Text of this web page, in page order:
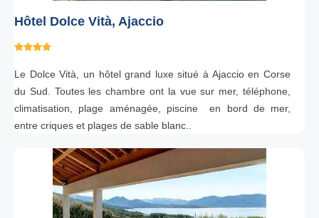
Hôtel Dolce Vità, Ajaccio
Le Dolce Vità, un hôtel grand luxe situé à Ajaccio en Corse
du Sud. Toutes les chambre ont la vue sur mer, téléphone,
climatisation, plage aménagée, piscine en bord de mer,
entre criques et plages de sable blanc..